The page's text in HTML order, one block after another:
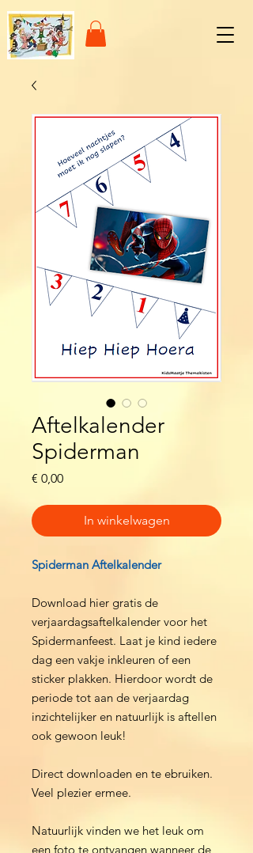
Aftelkalender
Spiderman
€ 0,00Prijs
In winkelwagen
Spiderman Aftelkalender
Download hier gratis de
verjaardagsaftelkalender voor het
Spidermanfeest. Laat je kind iedere
dag een vakje inkleuren of een
sticker plakken. Hierdoor wordt de
periode tot aan de verjaardag
inzichtelijker en natuurlijk is aftellen
ook gewoon leuk!
Direct downloaden en te ebruiken.
Veel plezier ermee.
Natuurlijk vinden we het leuk om
een foto te ontvangen wanneer de